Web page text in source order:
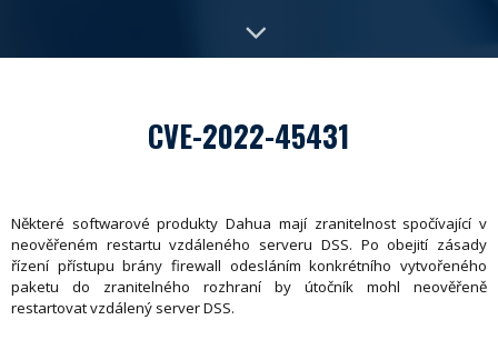
CVE-2022-45431
Některé softwarové produkty Dahua mají zranitelnost spočívající v
neověřeném restartu vzdáleného serveru DSS. Po obejití zásady
řízení přístupu brány firewall odesláním konkrétního vytvořeného
paketu do zranitelného rozhraní by útočník mohl neověřeně
restartovat vzdálený server DSS.